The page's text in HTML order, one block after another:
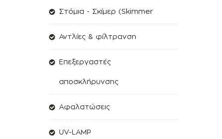
Στόμια - Σκίμερ (Skimmer
Αντλίες & φίλτρανση
Επεξεργαστές
αποσκλήρυνσης
Aφαλατώσεις
UV-LAMP